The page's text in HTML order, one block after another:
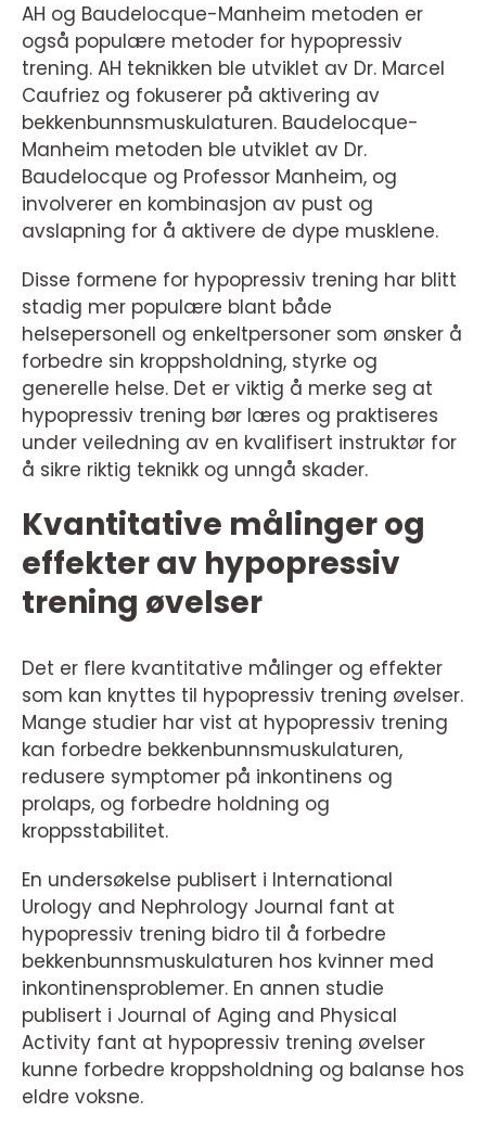
AH og Baudelocque-Manheim metoden er
også populære metoder for hypopressiv
trening. AH teknikken ble utviklet av Dr. Marcel
Caufriez og fokuserer på aktivering av
bekkenbunnsmuskulaturen. Baudelocque-
Manheim metoden ble utviklet av Dr.
Baudelocque og Professor Manheim, og
involverer en kombinasjon av pust og
avslapning for å aktivere de dype musklene.
Disse formene for hypopressiv trening har blitt
stadig mer populære blant både
helsepersonell og enkeltpersoner som ønsker å
forbedre sin kroppsholdning, styrke og
generelle helse. Det er viktig å merke seg at
hypopressiv trening bør læres og praktiseres
under veiledning av en kvalifisert instruktør for
å sikre riktig teknikk og unngå skader.
Kvantitative målinger og
effekter av hypopressiv
trening øvelser
Det er flere kvantitative målinger og effekter
som kan knyttes til hypopressiv trening øvelser.
Mange studier har vist at hypopressiv trening
kan forbedre bekkenbunnsmuskulaturen,
redusere symptomer på inkontinens og
prolaps, og forbedre holdning og
kroppsstabilitet.
En undersøkelse publisert i International
Urology and Nephrology Journal fant at
hypopressiv trening bidro til å forbedre
bekkenbunnsmuskulaturen hos kvinner med
inkontinensproblemer. En annen studie
publisert i Journal of Aging and Physical
Activity fant at hypopressiv trening øvelser
kunne forbedre kroppsholdning og balanse hos
eldre voksne.